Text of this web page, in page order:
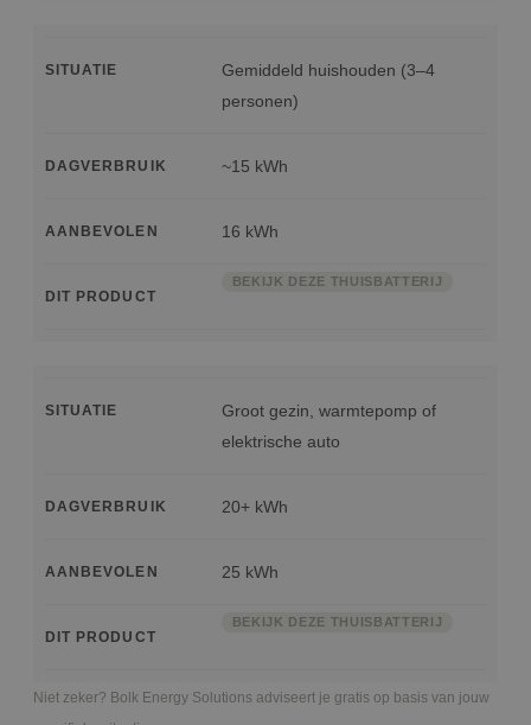
SITUATIE
Gemiddeld huishouden (3–4
personen)
DAGVERBRUIK ~15 kWh
AANBEVOLEN 16 kWh
DIT PRODUCT
BEKIJK DEZE THUISBATTERIJ
SITUATIE
Groot gezin, warmtepomp of
elektrische auto
DAGVERBRUIK 20+ kWh
AANBEVOLEN 25 kWh
DIT PRODUCT
BEKIJK DEZE THUISBATTERIJ
Niet zeker? Bolk Energy Solutions adviseert je gratis op basis van jouw